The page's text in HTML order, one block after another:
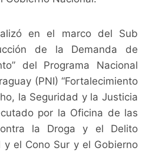
en el marco del Sub
de la Demanda de
del Programa Nacional
(PNI) “Fortalecimiento
la Seguridad y la Justicia
por la Oficina de las
la Droga y el Delito
y el Cono Sur y el Gobierno